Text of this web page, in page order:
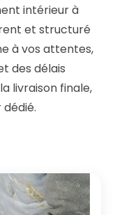
intérieur à
et structuré
à vos attentes,
des délais
livraison finale,